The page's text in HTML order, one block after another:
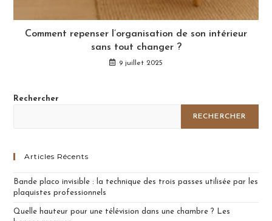
Comment repenser l’organisation de son intérieur
sans tout changer ?
9 juillet 2025
Rechercher
RECHERCHER
Articles Récents
Bande placo invisible : la technique des trois passes utilisée par les
plaquistes professionnels
Quelle hauteur pour une télévision dans une chambre ? Les